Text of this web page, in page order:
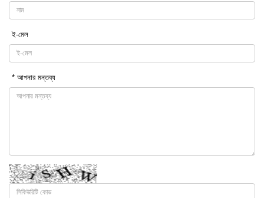
ই-মেল
* আপনার মন্তব্য